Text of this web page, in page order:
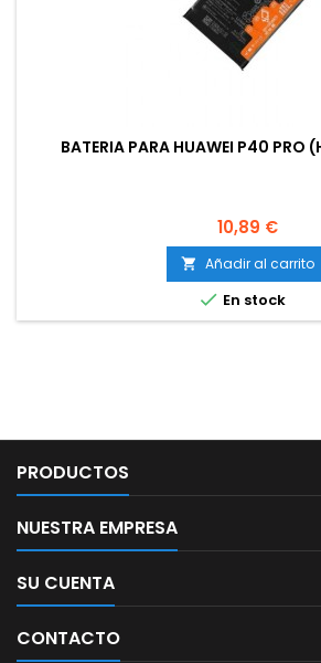
BATERIA PARA HUAWEI P40 PRO
Precio
10,89 €
 Añadir al carrito
 En stock
PRODUCTOS
NUESTRA EMPRESA
SU CUENTA
CONTACTO